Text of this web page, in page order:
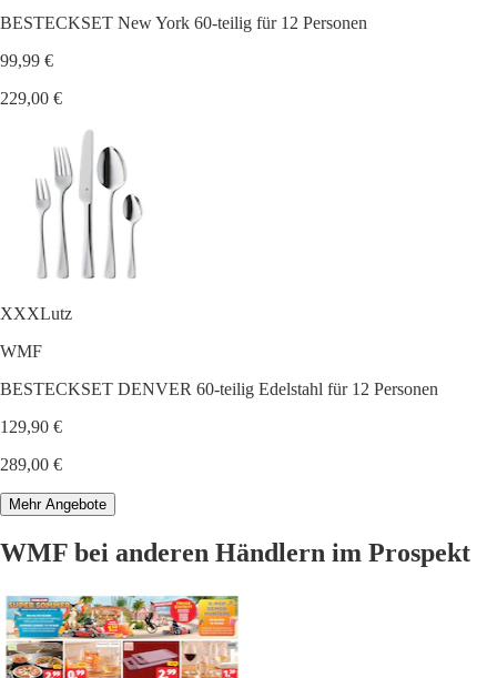
BESTECKSET New York 60-teilig für 12 Personen
99,99 €
229,00 €
XXXLutz
WMF
BESTECKSET DENVER 60-teilig Edelstahl für 12 Personen
129,90 €
289,00 €
Mehr Angebote
WMF bei anderen Händlern im Prospekt